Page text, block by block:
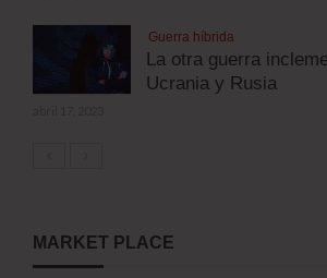
Guerra híbrida
La otra guerra
Ucrania y Rusia
MARKET PLACE